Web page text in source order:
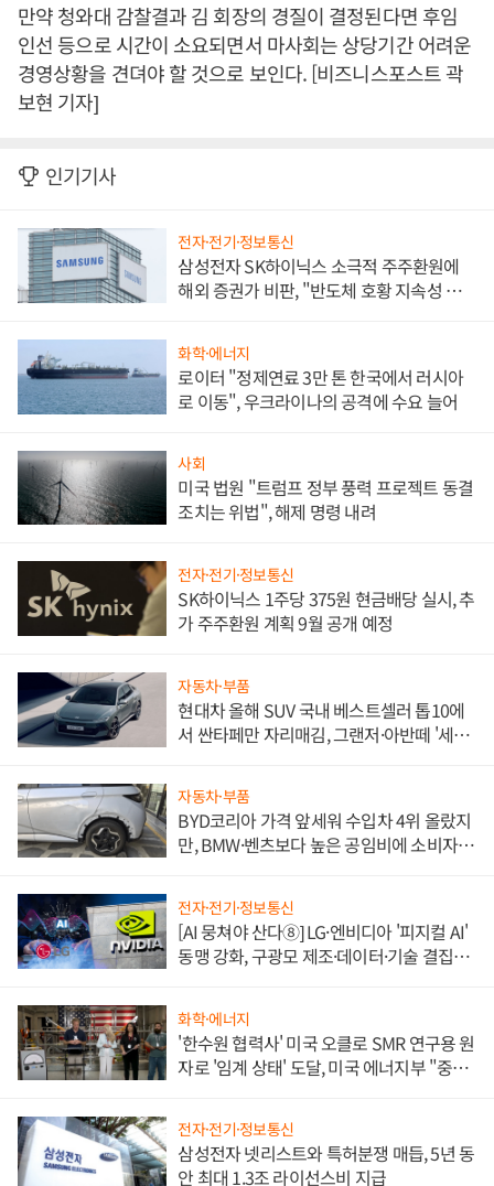
만약 청와대 감찰결과 김 회장의 경질이 결정된다면 후임
인선 등으로 시간이 소요되면서 마사회는 상당기간 어려운
경영상황을 견뎌야 할 것으로 보인다. [비즈니스포스트 곽
보현 기자]
인기기사
전자·전기·정보통신
삼성전자 SK하이닉스 소극적 주주환원에
해외 증권가 비판, "반도체 호황 지속성 의
화학·에너지
로이터 "정제연료 3만 톤 한국에서 러시아
로 이동", 우크라이나의 공격에 수요 늘어
사회
미국 법원 "트럼프 정부 풍력 프로젝트 동결
조치는 위법", 해제 명령 내려
전자·전기·정보통신
SK하이닉스 1주당 375원 현금배당 실시, 추
가 주주환원 계획 9월 공개 예정
자동차·부품
현대차 올해 SUV 국내 베스트셀러 톱10에
서 싼타페만 자리매김, 그랜저·아반떼 '세단
자동차·부품
BYD코리아 가격 앞세워 수입차 4위 올랐지
만, BMW·벤츠보다 높은 공임비에 소비자
전자·전기·정보통신
[AI 뭉쳐야 산다⑧] LG·엔비디아 '피지컬 AI'
동맹 강화, 구광모 제조·데이터·기술 결집
화학·에너지
'한수원 협력사' 미국 오클로 SMR 연구용 원
자로 '임계 상태' 도달, 미국 에너지부 "중요
전자·전기·정보통신
삼성전자 넷리스트와 특허분쟁 매듭, 5년 동
안 최대 1.3조 라이선스비 지급